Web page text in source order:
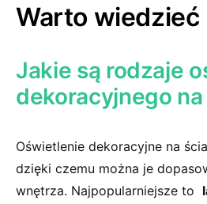
Warto wiedzieć
Jakie są rodzaje
dekoracyjnego na
Oświetlenie⁢ dekoracyjne na
dzięki czemu można je
wnętrza. Najpopularniejsze to ‌